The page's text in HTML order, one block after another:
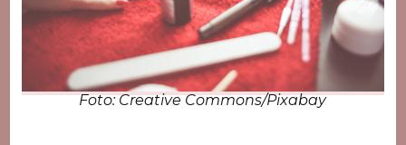
Foto: Creative Commons/Pixabay